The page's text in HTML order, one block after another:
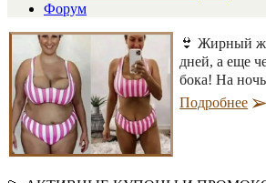
Форум
👙 Жирный
дней, а еще
бока! На
Подробнее